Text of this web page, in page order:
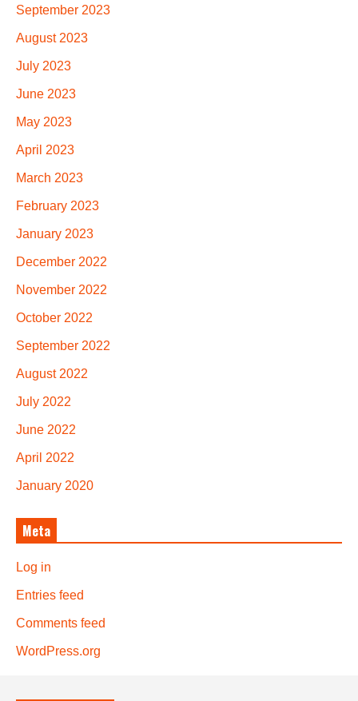
September 2023
August 2023
July 2023
June 2023
May 2023
April 2023
March 2023
February 2023
January 2023
December 2022
November 2022
October 2022
September 2022
August 2022
July 2022
June 2022
April 2022
January 2020
Meta
Log in
Entries feed
Comments feed
WordPress.org